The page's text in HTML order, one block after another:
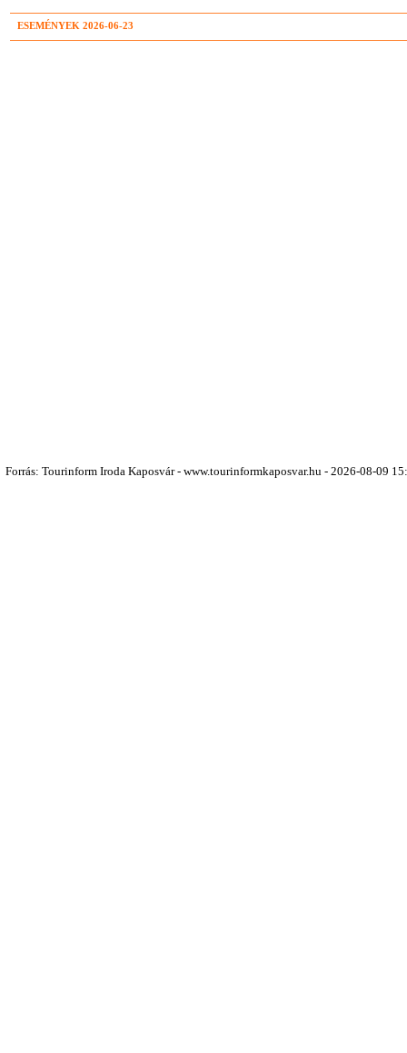
ESEMÉNYEK 2026-06-23
Forrás: Tourinform Iroda Kaposvár - www.tourinformkaposvar.hu - 2026-08-09